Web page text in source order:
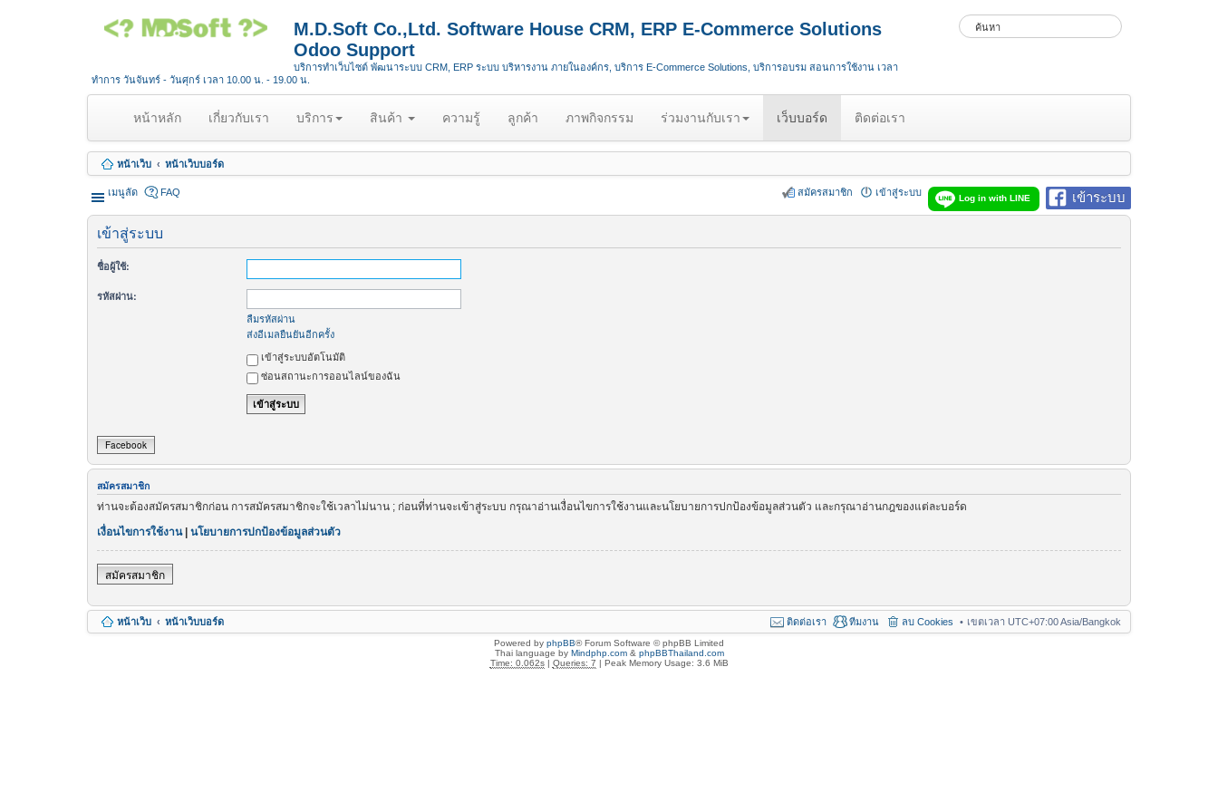
M.D.Soft Co.,Ltd. Software House CRM, ERP E-Commerce Solutions
Odoo Support
บริการทำเว็บไซต์ พัฒนาระบบ CRM, ERP ระบบ บริหารงาน ภายในองค์กร, บริการ E-Commerce Solutions, บริการอบรม สอนการใช้งาน เวลา
ทำการ วันจันทร์ - วันศุกร์ เวลา 10.00 น. - 19.00 น.
หน้าหลัก(
u
r
เกี่ยวกับเรา บริการ สินค้า ความรู้ ลูกค้า ภาพกิจกรรม ร่วมงานกับเรา เว็บบอร์ด ติดต่อเรา
หน้าเว็บ หน้าเว็บบอร์ด
เมนูลัด เข้าระบบ
Log in with LINE
FAQ เข้าสู่ระบบ
สมัครสมาชิก
เข้าสู่ระบบ
ชื่อผู้ใช้:
รหัสผ่าน:
ลืมรหัสผ่าน
ส่งอีเมลยืนยันอีกครั้ง
เข้าสู่ระบบอัตโนมัติ
ซ่อนสถานะการออนไลน์ของฉัน
Facebook
สมัครสมาชิก
ท่านจะต้องสมัครสมาชิกก่อน การสมัครสมาชิกจะใช้เวลาไม่นาน ; ก่อนที่ท่านจะเข้าสู่ระบบ กรุณาอ่านเงื่อนไขการใช้งานและนโยบายการปกป้องข้อมูลส่วนตัว และกรุณาอ่านกฎของแต่ละบอร์ด
เงื่อนไขการใช้งาน| นโยบายการปกป้องข้อมูลส่วนตัว
สมัครสมาชิก
หน้าเว็บ หน้าเว็บบอร์ด เขตเวลา UTC+07:00 Asia/Bangkok
ลบ Cookies
ทีมงาน
ติดต่อเรา
Powered by phpBB® Forum Software © phpBB Limited
Thai language by Mindphp.com& phpBBThailand.com
Time: 0.062s| Queries: 7 | Peak Memory Usage: 3.6 MiB